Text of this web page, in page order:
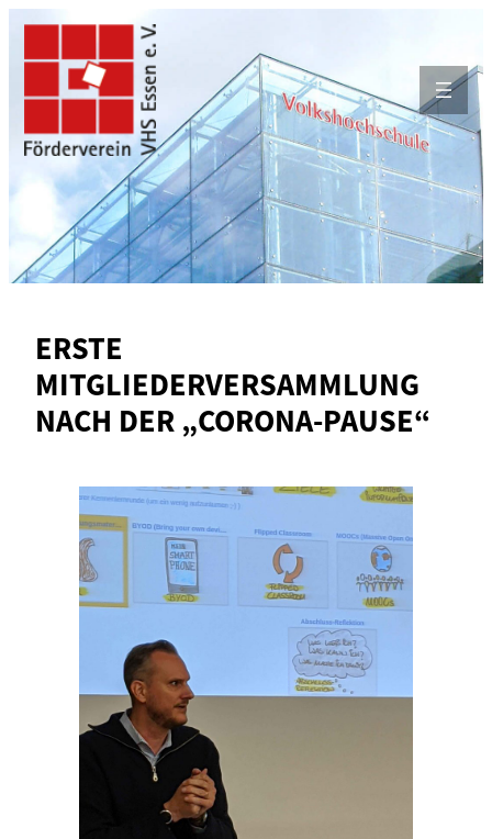
Zum
springen
ERSTE
MITGLIEDERVERSAMMLUNG
NACH DER „CORONA-PAUSE“